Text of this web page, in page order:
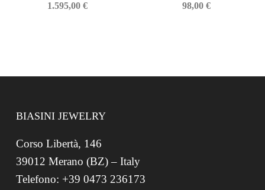
1.595,00 €
98,00€
BIASINI JEWELRY
Corso Libertà, 146
39012 Merano (BZ) – Italy
Telefono: +39 0473 236173